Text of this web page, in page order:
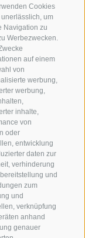
Cookies
um
Navigation zu
Werbezwecken.
auf einem
von
werbung,
werbung,
inhalte,
von
oder
entwicklung
daten zur
verhinderung
und
zum
und
verknüpfung
anhand
genauer